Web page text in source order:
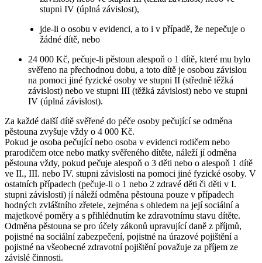
stupni IV (úplná závislost),
jde-li o osobu v evidenci, a to i v případě, že nepečuje o
žádné dítě, nebo
24 000 Kč, pečuje-li pěstoun alespoň o 1 dítě, které mu bylo
svěřeno na přechodnou dobu, a toto dítě je osobou závislou
na pomoci jiné fyzické osoby ve stupni II (středně těžká
závislost) nebo ve stupni III (těžká závislost) nebo ve stupni
IV (úplná závislost).
Za každé další dítě svěřené do péče osoby pečující se odměna
pěstouna zvyšuje vždy o 4 000 Kč.
Pokud je osoba pečující nebo osoba v evidenci rodičem nebo
prarodičem otce nebo matky svěřeného dítěte, náleží jí odměna
pěstouna vždy, pokud pečuje alespoň o 3 děti nebo o alespoň 1 dítě
ve II., III. nebo IV. stupni závislosti na pomoci jiné fyzické osoby. V
ostatních případech (pečuje-li o 1 nebo 2 zdravé děti či děti v I.
stupni závislosti) jí náleží odměna pěstouna pouze v případech
hodných zvláštního zřetele, zejména s ohledem na její sociální a
majetkové poměry a s přihlédnutím ke zdravotnímu stavu dítěte.
Odměna pěstouna se pro účely zákonů upravující daně z příjmů,
pojistné na sociální zabezpečení, pojistné na úrazové pojištění a
pojistné na všeobecné zdravotní pojištění považuje za příjem ze
závislé činnosti.